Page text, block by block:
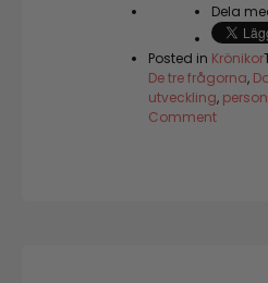
Dela
Posted in Krönikor
De tre frågorna,
utveckling,
Commenton